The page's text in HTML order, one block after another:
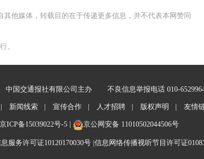
他媒体，转载目的在于传递更多信息，并不代表本网赞同
。
中国交通报社有限公司主办 不良信息举报电话 010-
新闻线索 | 宣传合作 | 人才招聘 | 版权声明 | 友情
京ICP备15039022号-5| 京公网安备 11010502044506号
服务许可证10120170030号 | 信息网络传播视听节目许可证